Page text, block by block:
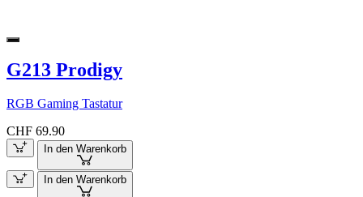
G213 Prodigy
RGB Gaming Tastatur
CHF 69.90
In den Warenkorb
In den Warenkorb